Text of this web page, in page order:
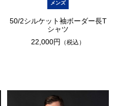
メンズ
50/2シルケット袖ボーダー長T
シャツ
22,000円
（税込）